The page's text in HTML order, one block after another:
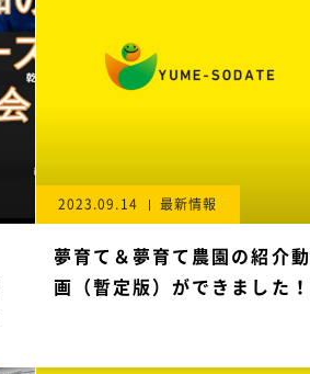
2023.09.14 最新情報
夢育て＆夢育て農園の紹介動
画（暫定版）ができました！